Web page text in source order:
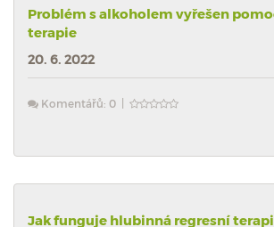
Problém s alkoholem vyřešen
terapie
20. 6. 2022
Komentářů: 0 |
Jak funguje hlubinná regresní